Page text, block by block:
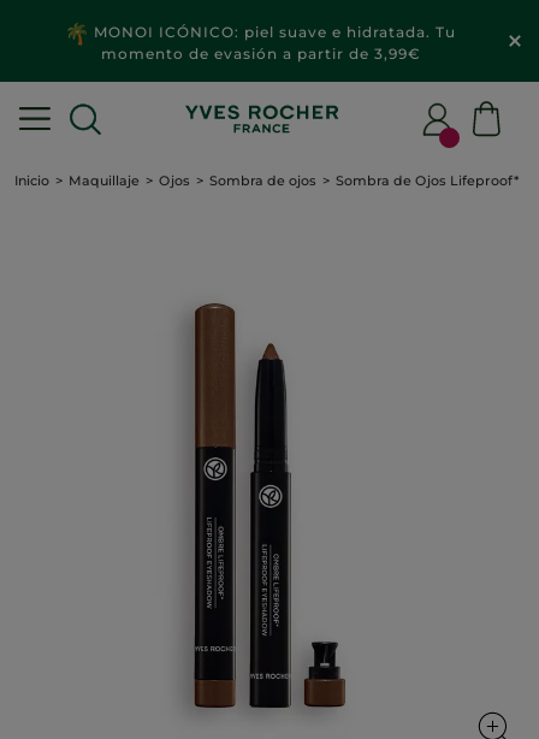
MONOI ICÓNICO: piel suave e hidratada. Tu
momento de evasión a partir de 3,99€
Inicio Maquillaje Ojos Sombra de ojos Sombra de Ojos Lifeproof*